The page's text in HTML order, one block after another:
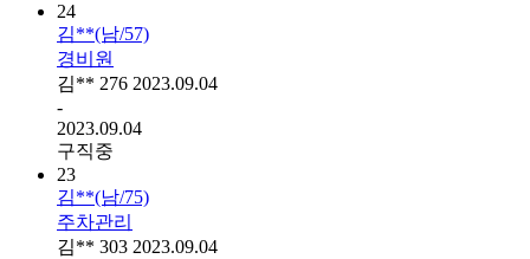
24
김**(남/57)
경비원
김** 276 2023.09.04
-
2023.09.04
구직중
23
김**(남/75)
주차관리
김** 303 2023.09.04